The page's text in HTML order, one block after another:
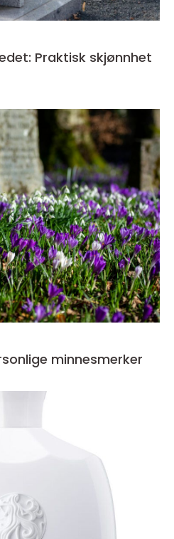
Praktisk skjønnhet
minnesmerker